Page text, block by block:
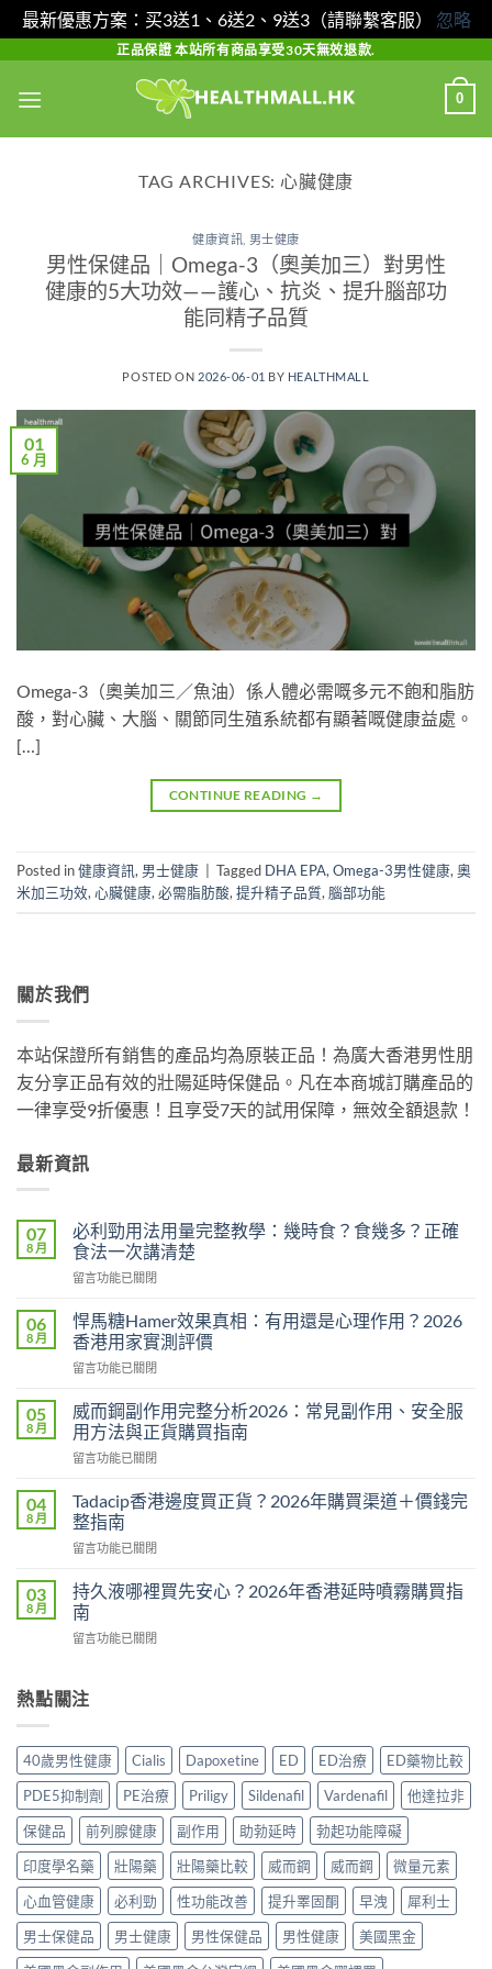
最新優惠方案：买3送1、6送2、9送3（請聯繫客服） 忽略
content
正品保證 本站所有商品享受30天無效退款.
0
TAG ARCHIVES: 心臟健康
健康資訊 男士健康
男性保健品｜Omega-3（奧美加三）對男性
健康的5大功效——護心、抗炎、提升腦部功
能同精子品質
POSTED ON 2026-06-01 BY HEALTHMALL
01
6 月
Omega-3（奧美加三／魚油）係人體必需嘅多元不飽和脂肪
酸，對心臟、大腦、關節同生殖系統都有顯著嘅健康益處。
[…]
CONTINUE READING →
Posted in健康資訊, 男士健康 Tagged DHA EPA,Omega-3男性健康,奧
米加三功效,心臟健康,必需脂肪酸,提升精子品質,腦部功能
關於我們
本站保證所有銷售的產品均為原裝正品！為廣大香港男性朋
友分享正品有效的壯陽延時保健品。凡在本商城訂購產品的
一律享受9折優惠！且享受7天的試用保障，無效全額退款！
最新資訊
07
8 月
必利勁用法用量完整教學：幾時食？食幾多？正確
食法一次講清楚
在
利
勁
用
法
量
完
整
教
幾
時
食
多？
正
確
一
次
清
楚〉
中
留言功能已關閉
06
8 月
悍馬糖Hamer效果真相：有用還是心理作用？2026
香港用家實測評價
在
馬
糖
Hamer
效
真
相：
用
是
心
作
香
家
實
測
評
價〉
中
留言功能已關閉
05
8 月
威而鋼副作用完整分析2026：常見副作用、安全服
用方法與正貨購買指南
在
而
鋼
副
作
完
整
分
析
見
用、
安
全
服
方
法
與
正
貨
購
買
留言功能已關閉
04
8 月
Tadacip香港邊度買正貨？2026年購買渠道＋價錢完
整指南
在
香
港
邊
度
貨？
購
買
渠
道
價
錢
完
整
指
南〉
中
留言功能已關閉
03
8 月
持久液哪裡買先安心？2026年香港延時噴霧購買指
南
在
液
哪
買
先
安
心？
2026
年
香
港
延
時
噴
霧
留言功能已關閉
熱點關注
40歲男性健康 Cialis Dapoxetine ED ED治療
ED藥物比較
PDE5抑制劑
PE治療 Priligy Sildenafil Vardenafil
他達拉非
保健品
前列腺健康 副作用 助勃延時
勃起功能障礙
印度學名藥
壯陽藥 壯陽藥比較 威而鋼 威而鋼
微量元素
心血管健康
必利勁 性功能改善 提升睪固酮 早洩
犀利士
男士保健品
男士健康 男性保健品 男性健康
美國黑金